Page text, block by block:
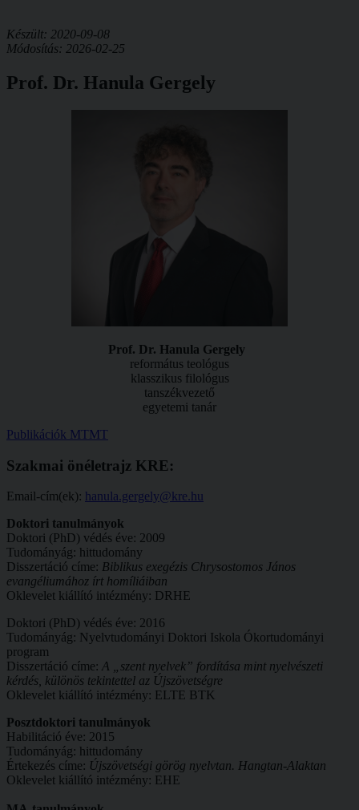
Készült: 2020-09-08
Módosítás: 2026-02-25
Prof. Dr. Hanula Gergely
Prof. Dr. Hanula Gergely
református teológus
klasszikus filológus
tanszékvezető
egyetemi tanár
Publikációk MTMT
Szakmai önéletrajz KRE:
Email-cím(ek): hanula.gergely@kre.hu
Doktori tanulmányok
Doktori (PhD) védés éve: 2009
Tudományág: hittudomány
Disszertáció címe: Biblikus exegézis Chrysostomos János
evangéliumához írt homíliáiban
Oklevelet kiállító intézmény: DRHE
Doktori (PhD) védés éve: 2016
Tudományág: Nyelvtudományi Doktori Iskola Ókortudományi
program
Disszertáció címe: A „szent nyelvek” fordítása mint nyelvészeti
kérdés, különös tekintettel az Újszövetségre
Oklevelet kiállító intézmény: ELTE BTK
Posztdoktori tanulmányok
Habilitáció éve: 2015
Tudományág: hittudomány
Értekezés címe: Újszövetségi görög nyelvtan. Hangtan-Alaktan
Oklevelet kiállító intézmény: EHE